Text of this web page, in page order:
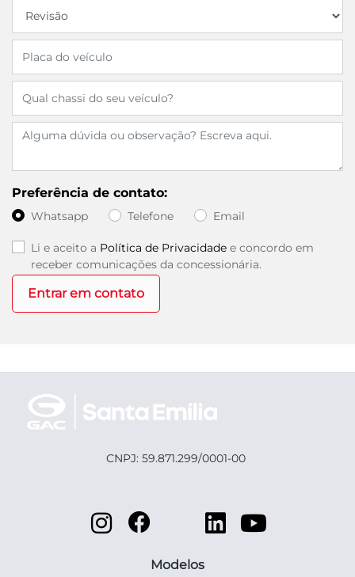
Preferência de contato:
Whatsapp Telefone Email
Li e aceito a Política de Privacidade e concordo em
receber comunicações da concessionária.
Entrar em contato
CNPJ: 59.871.299/0001-00
Modelos